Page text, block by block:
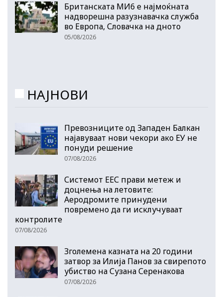
Британската МИ6 е најмоќната
надворешна разузнавачка служба
во Европа, Словачка на дното
05/08/2026
НАЈНОВИ
Превозниците од Западен Балкан
најавуваат нови чекори ако ЕУ не
понуди решение
07/08/2026
Системот ЕЕС прави метеж и
доцнења на летовите:
Аеродромите принудени
повремено да ги исклучуваат
контролите
07/08/2026
Зголемена казната на 20 години
затвор за Илија Панов за свирепото
убиство на Сузана Серенакова
07/08/2026